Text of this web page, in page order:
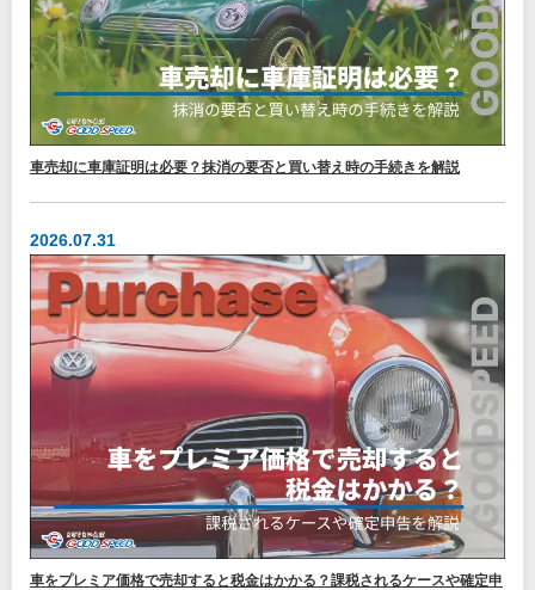
車売却に車庫証明は必要？抹消の要否と買い替え時の手続きを解説
2026.07.31
車をプレミア価格で売却すると税金はかかる？課税されるケースや確定申